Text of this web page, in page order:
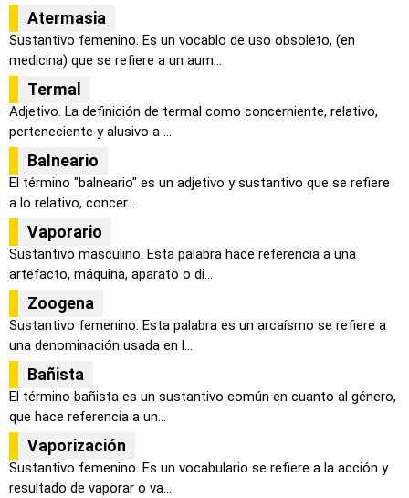
Atermasia
Sustantivo femenino. Es un vocablo de uso obsoleto, (en
medicina) que se refiere a un aum...
Termal
Adjetivo. La definición de termal como concerniente, relativo,
perteneciente y alusivo a ...
Balneario
El término "balneario" es un adjetivo y sustantivo que se refiere
a lo relativo, concer...
Vaporario
Sustantivo masculino. Esta palabra hace referencia a una
artefacto, máquina, aparato o di...
Zoogena
Sustantivo femenino. Esta palabra es un arcaísmo se refiere a
una denominación usada en l...
Bañista
El término bañista es un sustantivo común en cuanto al género,
que hace referencia a un...
Vaporización
Sustantivo femenino. Es un vocabulario se refiere a la acción y
resultado de vaporar o va...